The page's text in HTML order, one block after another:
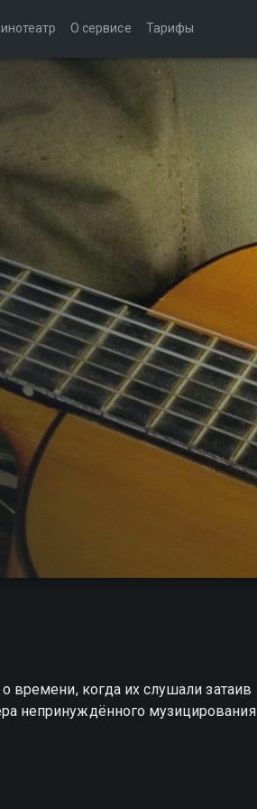
О сервисе Тарифы
времени, когда их слушали затаив
непринуждённого музицирования